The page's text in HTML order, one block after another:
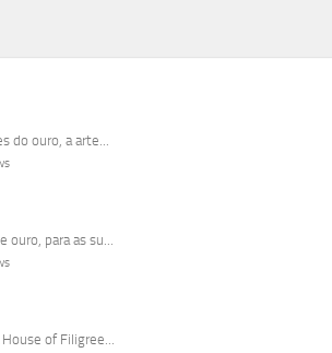
do ouro, a arte...
ouro, para as su...
of Filigree...